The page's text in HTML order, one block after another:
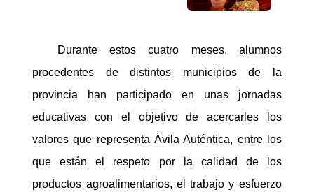
Durante estos cuatro meses, alumnos
procedentes de distintos municipios de la
provincia han participado en unas jornadas
educativas con el objetivo de acercarles los
valores que representa Ávila Auténtica, entre los
que están el respeto por la calidad de los
productos agroalimentarios, el trabajo y esfuerzo